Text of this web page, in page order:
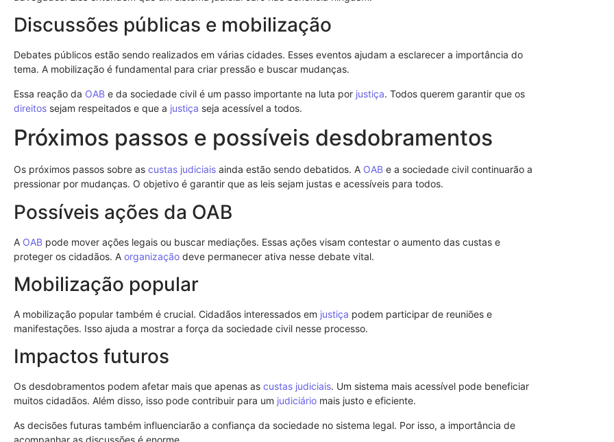
Discussões públicas e mobilização
Debates públicos estão sendo realizados em várias cidades. Esses eventos ajudam a esclarecer a importância do
tema. A mobilização é fundamental para criar pressão e buscar mudanças.
Essa reação da OAB e da sociedade civil é um passo importante na luta por justiça. Todos querem garantir que os
direitos sejam respeitados e que a justiça seja acessível a todos.
Próximos passos e possíveis desdobramentos
Os próximos passos sobre as custas judiciais ainda estão sendo debatidos. A OAB e a sociedade civil continuarão a
pressionar por mudanças. O objetivo é garantir que as leis sejam justas e acessíveis para todos.
Possíveis ações da OAB
A OAB pode mover ações legais ou buscar mediações. Essas ações visam contestar o aumento das custas e
proteger os cidadãos. A organização deve permanecer ativa nesse debate vital.
Mobilização popular
A mobilização popular também é crucial. Cidadãos interessados em justiça podem participar de reuniões e
manifestações. Isso ajuda a mostrar a força da sociedade civil nesse processo.
Impactos futuros
Os desdobramentos podem afetar mais que apenas as custas judiciais. Um sistema mais acessível pode beneficiar
muitos cidadãos. Além disso, isso pode contribuir para um judiciário mais justo e eficiente.
As decisões futuras também influenciarão a confiança da sociedade no sistema legal. Por isso, a importância de
acompanhar as discussões é enorme.